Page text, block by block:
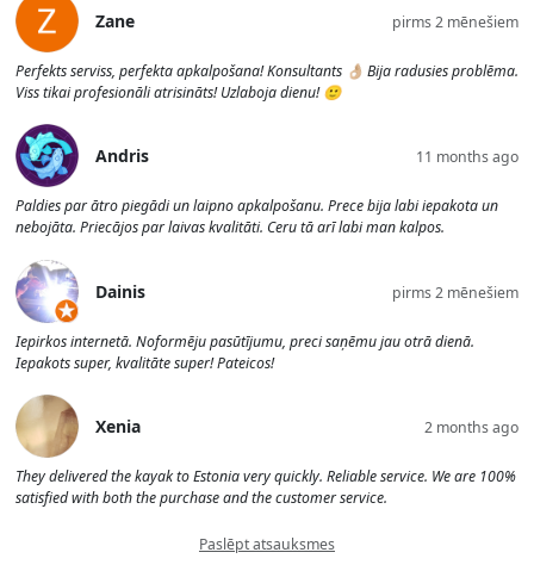
Zane pirms 2 mēnešiem
Perfekts serviss, perfekta apkalpošana! Konsultants 👌🏼 Bija radusies problēma.
Viss tikai profesionāli atrisināts! Uzlaboja dienu! 🙂
Andris 11 months ago
Paldies par ātro piegādi un laipno apkalpošanu. Prece bija labi iepakota un
nebojāta. Priecājos par laivas kvalitāti. Ceru tā arī labi man kalpos.
Dainis pirms 2 mēnešiem
Iepirkos internetā. Noformēju pasūtījumu, preci saņēmu jau otrā dienā.
Iepakots super, kvalitāte super! Pateicos!
Xenia 2 months ago
They delivered the kayak to Estonia very quickly. Reliable service. We are 100%
satisfied with both the purchase and the customer service.
Paslēpt atsauksmes